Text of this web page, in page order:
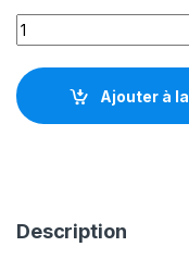
Gigabyte X870
Ajouter à
Description